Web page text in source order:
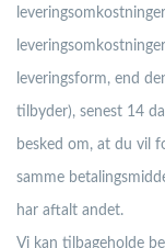
leveringsform, end
tilbyder), senest 14
besked om, at du vil
samme
har aftalt andet.
Vi kan tilbageholde